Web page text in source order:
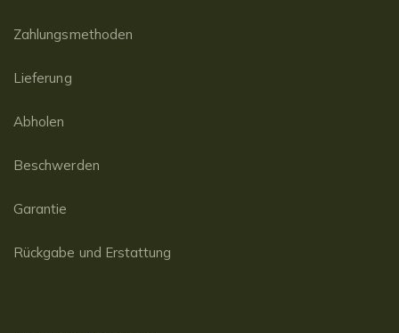
Zahlungsmethoden
Lieferung
Abholen
Beschwerden
Garantie
Rückgabe und Erstattung